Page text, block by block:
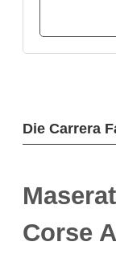
Die Carrera
Corse